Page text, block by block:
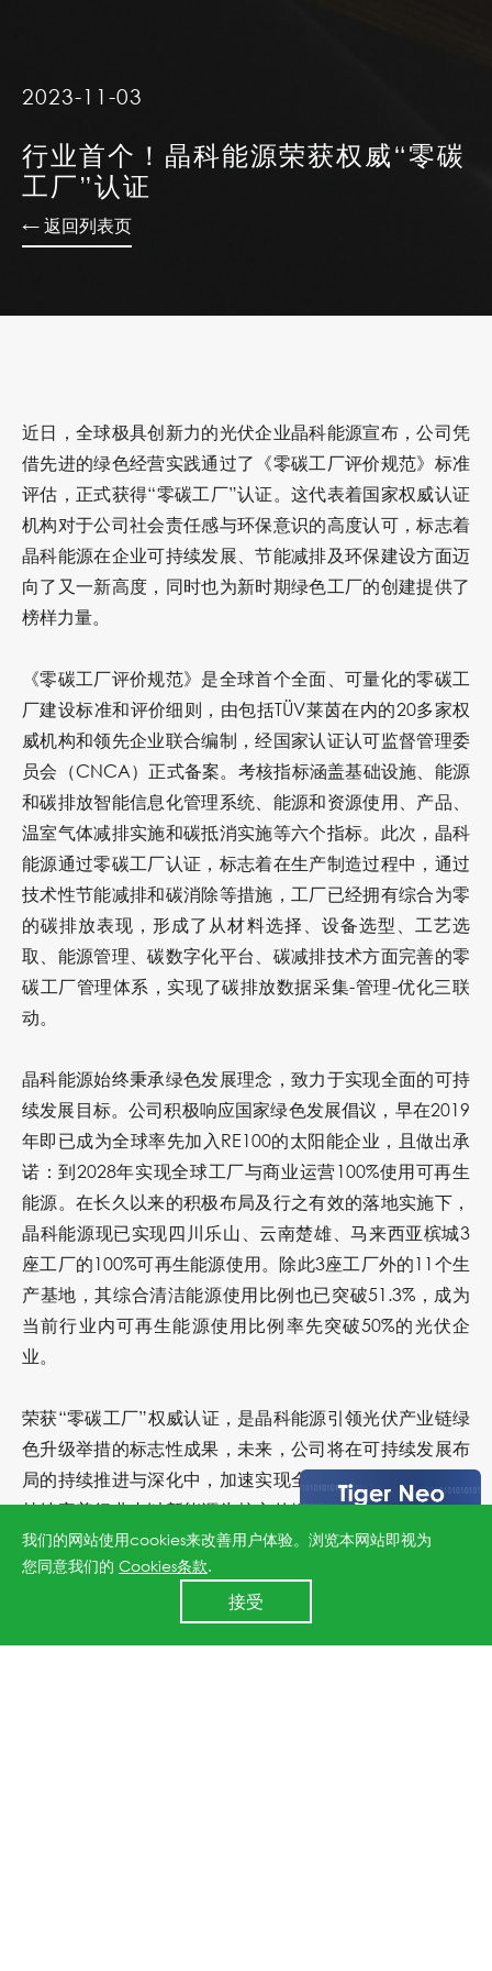
2023-11-03
行业首个！晶科能源荣获权威“零碳
工厂”认证
← 返回列表页
近日，全球极具创新力的光伏企业晶科能源宣布，公司凭
借先进的绿色经营实践通过了《零碳工厂评价规范》标准
评估，正式获得“零碳工厂”认证。这代表着国家权威认证
机构对于公司社会责任感与环保意识的高度认可，标志着
晶科能源在企业可持续发展、节能减排及环保建设方面迈
向了又一新高度，同时也为新时期绿色工厂的创建提供了
榜样力量。
《零碳工厂评价规范》是全球首个全面、可量化的零碳工
厂建设标准和评价细则，由包括TÜV莱茵在内的20多家权
威机构和领先企业联合编制，经国家认证认可监督管理委
员会（CNCA）正式备案。考核指标涵盖基础设施、能源
和碳排放智能信息化管理系统、能源和资源使用、产品、
温室气体减排实施和碳抵消实施等六个指标。此次，晶科
能源通过零碳工厂认证，标志着在生产制造过程中，通过
技术性节能减排和碳消除等措施，工厂已经拥有综合为零
的碳排放表现，形成了从材料选择、设备选型、工艺选
取、能源管理、碳数字化平台、碳减排技术方面完善的零
碳工厂管理体系，实现了碳排放数据采集-管理-优化三联
动。
晶科能源始终秉承绿色发展理念，致力于实现全面的可持
续发展目标。公司积极响应国家绿色发展倡议，早在2019
年即已成为全球率先加入RE100的太阳能企业，且做出承
诺：到2028年实现全球工厂与商业运营100%使用可再生
能源。在长久以来的积极布局及行之有效的落地实施下，
晶科能源现已实现四川乐山、云南楚雄、马来西亚槟城3
座工厂的100%可再生能源使用。除此3座工厂外的11个生
产基地，其综合清洁能源使用比例也已突破51.3%，成为
当前行业内可再生能源使用比例率先突破50%的光伏企
业。
荣获“零碳工厂”权威认证，是晶科能源引领光伏产业链绿
色升级举措的标志性成果，未来，公司将在可持续发展布
局的持续推进与深化中，加速实现全链数字化零碳转型，
持续完善行业内以新能源为核心的绿色价值体系，创新全
球可持续发展新业态，与全球合作伙伴共同构建更绿色、
低碳的美好未来。
我们的网站使用cookies来改善用户体验。浏览本网站即视为
您同意我们的 Cookies条款.
接受